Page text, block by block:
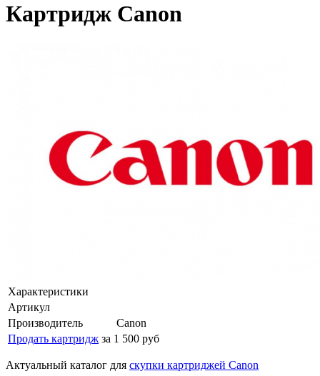
Картридж Canon
Характеристики
Артикул
Производитель
Canon
Продать картридж за 1 500 руб
Актуальный каталог для скупки картриджей Canon